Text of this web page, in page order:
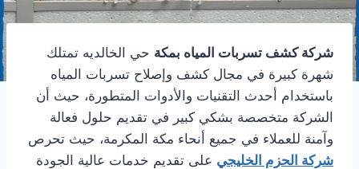
شركة كشف تسربات المياه بمكة حي الخالديه تمتلك
شهرة كبيرة في مجال كشف وإصلاح تسربات المياه
باستخدام أحدث التقنيات والأدوات المتطورة، حيث أن
الشركة متخصصة بشكي كبير في تقديم حلول فعالة
وآمنة للعملاء في جميع أنحاء مكة المكرمة، حيث تحرص
شركة الحزم الخليجي على تقديم خدمات عالية الجودة